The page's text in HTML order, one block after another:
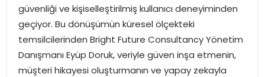
EKONOMI
MAGAZIN
güvenliği ve kişiselleştirilmiş kullanıcı deneyiminden
geçiyor. Bu dönüşümün küresel ölçekteki
temsilcilerinden Bright Future Consultancy Yönetim
Danışmanı Eyüp Doruk, veriyle güven inşa etmenin,
müşteri hikayesi oluşturmanın ve yapay zekayla